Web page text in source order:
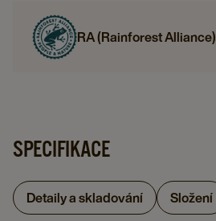
RA (Rainforest Alliance)
SPECIFIKACE
Detaily a skladování Složení